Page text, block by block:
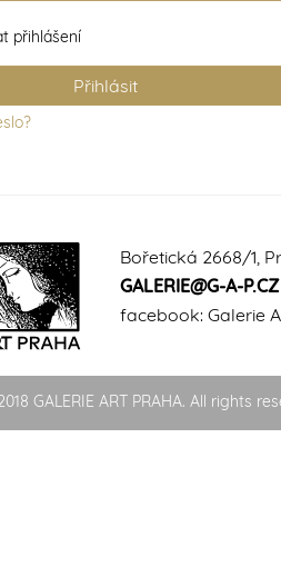
přihlášení
Bořetická 2668/1,
GALERIE@G-A-P.CZ
facebook: Galerie
GALERIE ART PRAHA. All rights